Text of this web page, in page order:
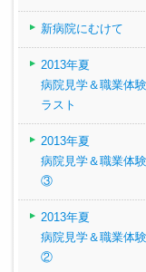
新病院にむけて
2013年夏
病院見学＆職業体
ラスト
2013年夏
病院見学＆職業体
③
2013年夏
病院見学＆職業体
②